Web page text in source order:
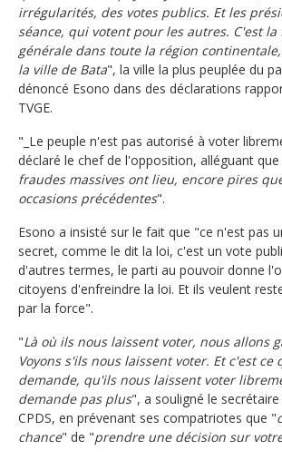
irrégularités, des votes publics. Et les
séance, qui votent pour les autres. C'est la
générale dans toute la région
la ville de Bata", la ville la plus peuplée du
dénoncé Esono dans des déclarations
TVGE.
"_Le peuple n'est pas autorisé à voter
déclaré le chef de l'opposition, alléguant que
fraudes massives ont lieu, encore pires
occasions précédentes".
Esono a insisté sur le fait que "ce n'est pas
secret, comme le dit la loi, c'est un vote
d'autres termes, le parti au pouvoir donne
citoyens d'enfreindre la loi. Et ils veulent
par la force".
"Là où ils nous laissent voter, nous allons
Voyons s'ils nous laissent voter. Et c'est ce
demande, qu'ils nous laissent voter
demande pas plus", a souligné le
CPDS, en prévenant ses compatriotes que "
chance" de "prendre une décision sur